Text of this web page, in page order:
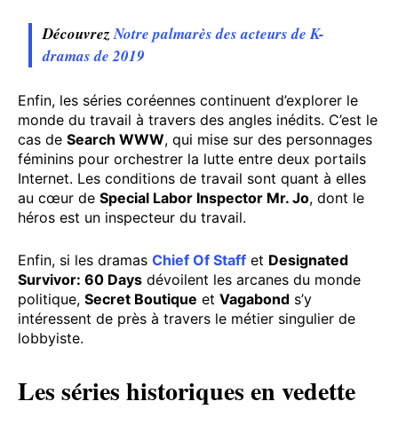
DécouvrezNotre palmarès des acteurs de K-
dramas de 2019
Enfin, les séries coréennes continuent d’explorer le
monde du travail à travers des angles inédits. C’est le
cas de Search WWW, qui mise sur des personnages
féminins pour orchestrer la lutte entre deux portails
Internet. Les conditions de travail sont quant à elles
au cœur de Special Labor Inspector Mr. Jo, dont le
héros est un inspecteur du travail.
Enfin, si les dramas Chief Of Staff et Designated
Survivor: 60 Days dévoilent les arcanes du monde
politique, Secret Boutique et Vagabond s’y
intéressent de près à travers le métier singulier de
lobbyiste.
Les séries historiques en vedette